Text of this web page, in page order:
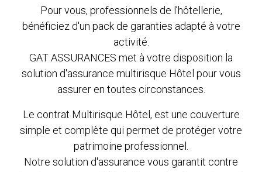
Pour vous, professionnels de l’hôtellerie,
bénéficiez d'un pack de garanties adapté à votre
activité.
GAT ASSURANCES met à votre disposition la
solution d'assurance multirisque Hôtel pour vous
assurer en toutes circonstances.
Le contrat Multirisque Hôtel, est une couverture
simple et complète qui permet de protéger votre
patrimoine professionnel.
Notre solution d'assurance vous garantit contre